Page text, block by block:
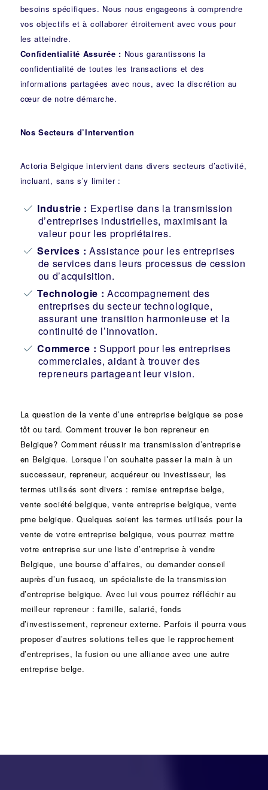
besoins spécifiques. Nous nous engageons à comprendre
vos objectifs et à collaborer étroitement avec vous pour
les atteindre.
Confidentialité Assurée : Nous garantissons la
confidentialité de toutes les transactions et des
informations partagées avec nous, avec la discrétion au
cœur de notre démarche.
Nos Secteurs d’Intervention
Actoria Belgique intervient dans divers secteurs d’activité,
incluant, sans s’y limiter :
Industrie : Expertise dans la transmission
d’entreprises industrielles, maximisant la
valeur pour les propriétaires.
Services : Assistance pour les entreprises
de services dans leurs processus de cession
ou d’acquisition.
Technologie : Accompagnement des
entreprises du secteur technologique,
assurant une transition harmonieuse et la
continuité de l’innovation.
Commerce : Support pour les entreprises
commerciales, aidant à trouver des
repreneurs partageant leur vision.
La question de la vente d’une entreprise belgique se pose
tôt ou tard. Comment trouver le bon repreneur en
Belgique? Comment réussir ma transmission d’entreprise
en Belgique. Lorsque l’on souhaite passer la main à un
successeur, repreneur, acquéreur ou investisseur, les
termes utilisés sont divers : remise entreprise belge,
vente société belgique, vente entreprise belgique, vente
pme belgique. Quelques soient les termes utilisés pour la
vente de votre entreprise belgique, vous pourrez mettre
votre entreprise sur une liste d’entreprise à vendre
Belgique, unebourse d’affaires, ou demander conseil
auprès d’un fusacq, un spécialiste de latransmission
d’entreprise belgique. Avec lui vous pourrez réfléchir au
meilleur repreneur :famille, salarié, fonds
d’investissement, repreneur externe. Parfois il pourra vous
proposer d’autres solutions telles que le rapprochement
d’entreprises, lafusion ou unealliance avec une autre
entreprise belge.